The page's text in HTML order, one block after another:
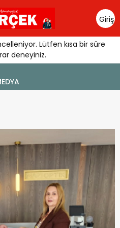
Giriş
Yap
Lütfen kısa bir süre
deneyiniz.